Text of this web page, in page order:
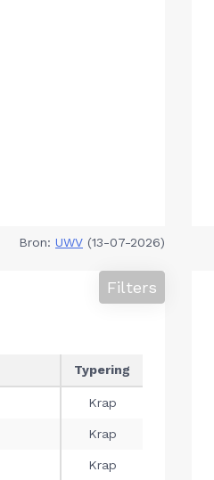
Bron: UWV (13-07-2026)
Filters